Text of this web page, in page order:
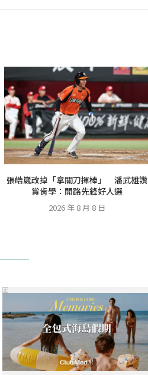
張皓崴改掉「拿關刀揮棒」 潘武雄讚
賞肯學：開路先鋒好人選
2026 年 8 月 8 日
PR